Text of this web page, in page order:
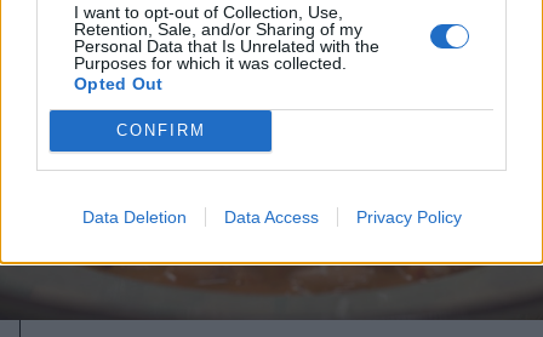
I want to opt-out of Collection, Use,
Retention, Sale, and/or Sharing of my
Personal Data that Is Unrelated with the
Purposes for which it was collected.
Opted Out
CONFIRM
Data Deletion Data Access Privacy Policy